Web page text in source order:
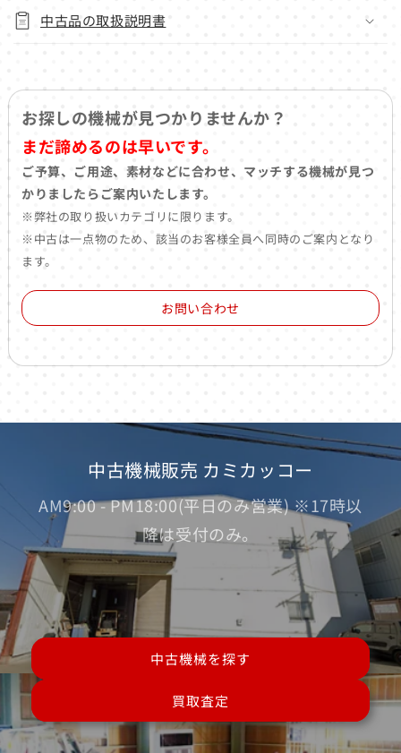
中古品の取扱説明書
お探しの機械が見つかりませんか？
まだ諦めるのは早いです。
ご予算、ご用途、素材などに合わせ、マッチする機械が見つ
かりましたらご案内いたします。
※弊社の取り扱いカテゴリに限ります。
※中古は一点物のため、該当のお客様全員へ同時のご案内となり
ます。
お問い合わせ
中古機械販売 カミカッコー
AM9:00 - PM18:00(平日のみ営業) ※17時以
降は受付のみ。
中古機械を探す
買取査定